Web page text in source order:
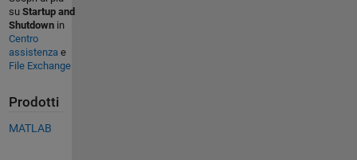
su Startup and
Shutdownin
Centro
assistenza e
File Exchange
Prodotti
MATLAB